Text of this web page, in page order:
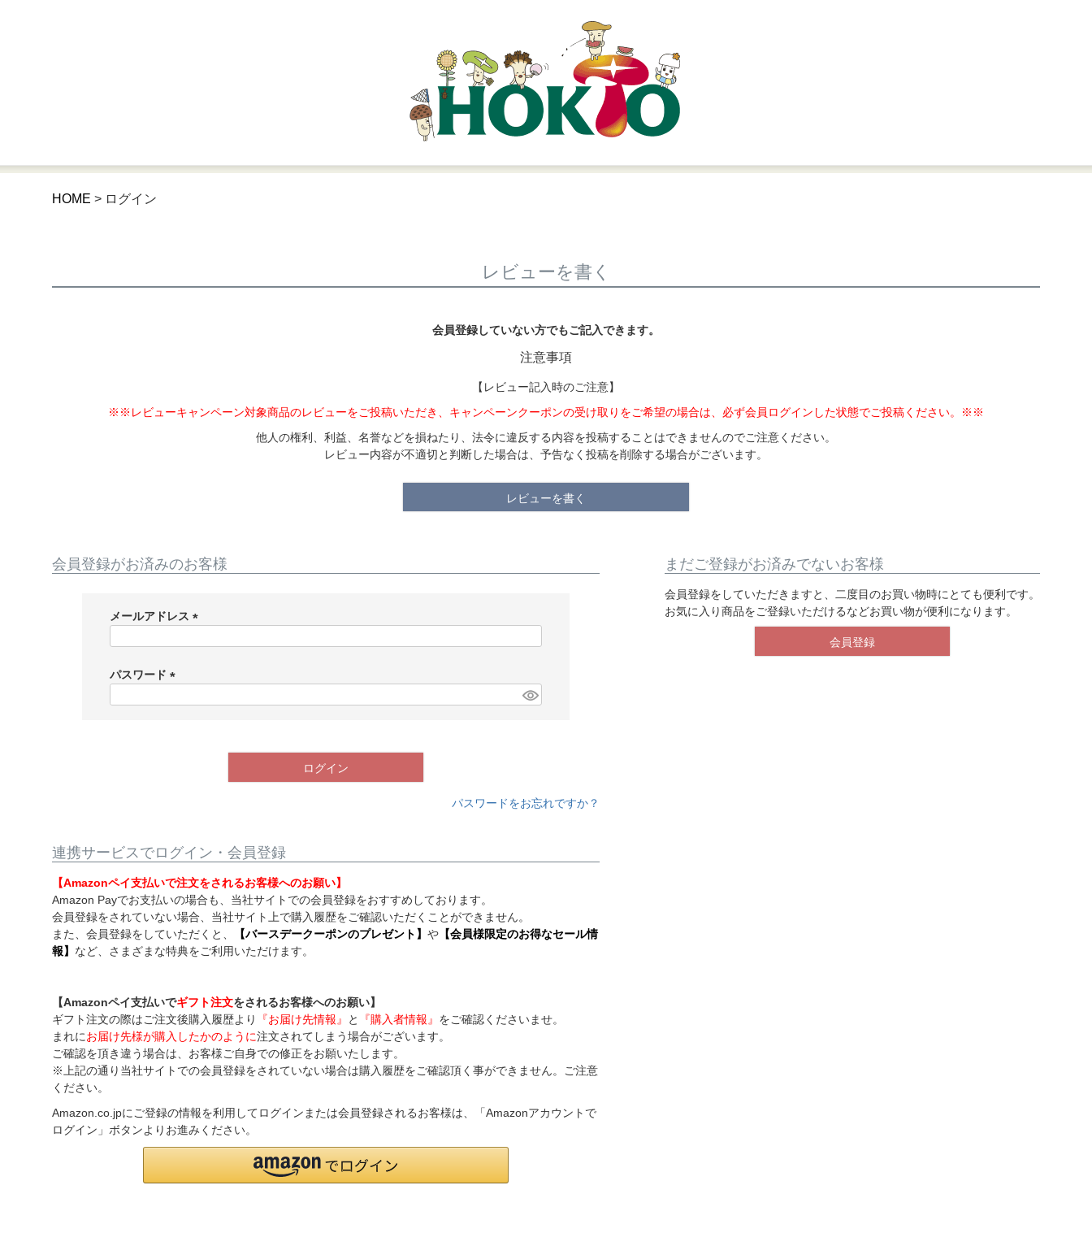
HOME ログイン
レビューを書く
会員登録していない方でもご記入できます。
注意事項
【レビュー記入時のご注意】
※※レビューキャンペーン対象商品のレビューをご投稿いただき、キャンペーンクーポンの受け取りをご希望の場合は、必ず会員ログインした状態でご投稿ください。※※
他人の権利、利益、名誉などを損ねたり、法令に違反する内容を投稿することはできませんのでご注意ください。
レビュー内容が不適切と判断した場合は、予告なく投稿を削除する場合がございます。
レビューを書く
会員登録がお済みのお客様
メールアドレス
)
パスワード
ログイン
パスワードをお忘れですか？
連携サービスでログイン・会員登録
【Amazonペイ支払いで注文をされるお客様へのお願い】
Amazon Payでお支払いの場合も、当社サイトでの会員登録をおすすめしております。
会員登録をされていない場合、当社サイト上で購入履歴をご確認いただくことができません。
また、会員登録をしていただくと、
【バースデークーポンのプレゼント】 や 【会員様限定のお得なセール情
報】 など、さまざまな特典をご利用いただけます。
【Amazonペイ支払いでギフト注文をされるお客様へのお願い】
ギフト注文の際はご注文後購入履歴より
『お届け先情報』 と 『購入者情報』 をご確認くださいませ。
まれにお届け先様が購入したかのように注文されてしまう場合がございます。
ご確認を頂き違う場合は、お客様ご自身での修正をお願いたします。
※上記の通り当社サイトでの会員登録をされていない場合は購入履歴をご確認頂く事ができません。ご注意
ください。
Amazon.co.jpにご登録の情報を利用してログインまたは会員登録されるお客様は、「Amazonアカウントで
ログイン」ボタンよりお進みください。
まだご登録がお済みでないお客様
会員登録をしていただきますと、二度目のお買い物時にとても便利です。
お気に入り商品をご登録いただけるなどお買い物が便利になります。
会員登録